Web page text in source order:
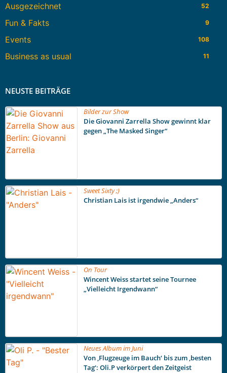
Ausgezeichnet 52
Fun & Fakts 9
Events 108
Business as usual 11
NEUSTE BEITRÄGE
Bilder zur Show
Die Giovanni Zarrella Show gewinnt klar
gegen „The Masked Singer“
Sweet Sixty ;)
Christian Lais ist irgendwie „Anders“
On Tour
Wincent Weiss startet seine Tournee
„Vielleicht Irgendwann“
Neues Album im Juni
Von ‚Flugzeuge im Bauch‘ bis zum ‚besten
Tag‘: Oli.P verkörpert den Zeitgeist